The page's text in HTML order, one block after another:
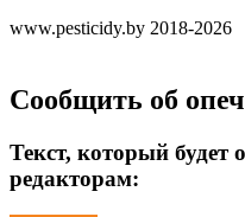
www.pesticidy.by 2018-2026
Сообщить об
Текст, который
редакторам: